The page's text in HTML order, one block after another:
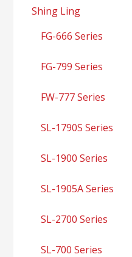
Shing Ling
FG-666 Series
FG-799 Series
FW-777 Series
SL-1790S Series
SL-1900 Series
SL-1905A Series
SL-2700 Series
SL-700 Series